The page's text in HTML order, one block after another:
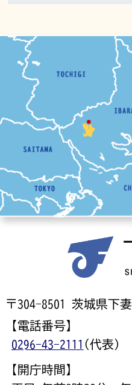
〒304-8501 茨城県下
【電話番号】
0296-43-2111 (代表)
【開庁時間】